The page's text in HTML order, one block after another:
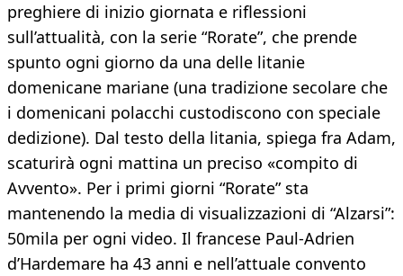
preghiere di inizio giornata e riflessioni
sull’attualità, con la serie “Rorate”, che prende
spunto ogni giorno da una delle litanie
domenicane mariane (una tradizione secolare che
i domenicani polacchi custodiscono con speciale
dedizione). Dal testo della litania, spiega fra Adam,
scaturirà ogni mattina un preciso «compito di
Avvento». Per i primi giorni “Rorate” sta
mantenendo la media di visualizzazioni di “Alzarsi”:
50mila per ogni video. Il francese Paul-Adrien
d’Hardemare ha 43 anni e nell’attuale convento